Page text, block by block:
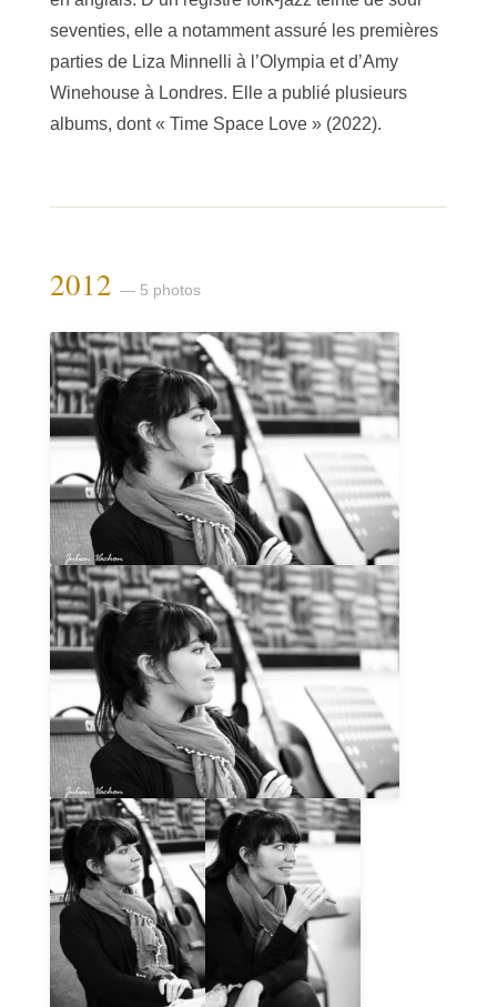
seventies, elle a notamment assuré les premières
parties de Liza Minnelli à l’Olympia et d’Amy
Winehouse à Londres. Elle a publié plusieurs
albums, dont « Time Space Love » (2022).
2012 — 5 photos